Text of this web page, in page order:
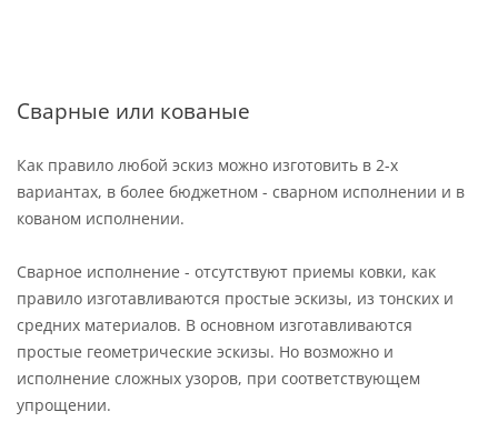
Сварные или кованые
Как правило любой эскиз можно изготовить в 2-х
вариантах, в более бюджетном - сварном исполнении и в
кованом исполнении.
Сварное исполнение - отсутствуют приемы ковки, как
правило изготавливаются простые эскизы, из тонских и
средних материалов. В основном изготавливаются
простые геометрические эскизы. Но возможно и
исполнение сложных узоров, при соответствующем
упрощении.